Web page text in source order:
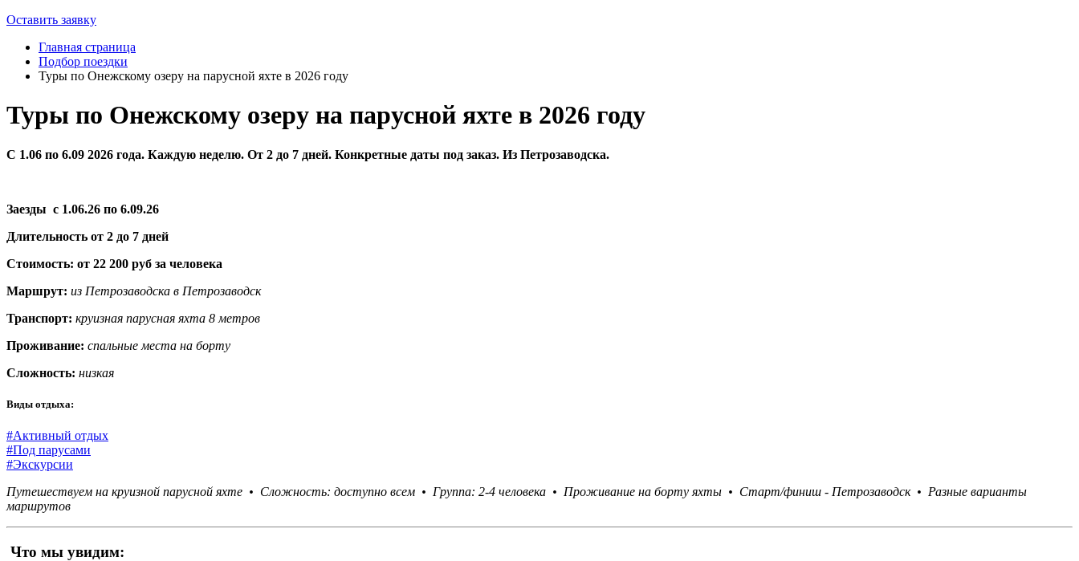
Оставить заявку
Главная страница
Подбор поездки
Туры по Онежскому озеру на парусной яхте в 2026 году
Туры по Онежскому озеру на парусной яхте в 2026 году
С 1.06 по 6.09 2026 года. Каждую неделю. От 2 до 7 дней. Конкретные даты под заказ. Из Петрозаводска.
Заезды с 1.06.26 по 6.09.26
Длительность от 2 до 7 дней
Стоимость: от 22 200 руб за человека
Маршрут: из Петрозаводска в Петрозаводск
Транспорт: круизная парусная яхта 8 метров
Проживание: спальные места на борту
Сложность: низкая
Виды отдыха:
#Активный отдых
#Под парусами
#Экскурсии
Путешествуем на круизной парусной яхте • Сложность: доступно всем • Группа: 2-4 человека • Проживание на борту яхты • Старт/финиш - Петрозаводск • Разные варианты
маршрутов
Что мы увидим: